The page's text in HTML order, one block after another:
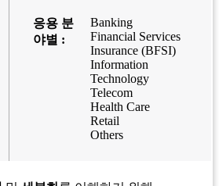
응용 분
야별 :
Banking
Financial Services
Insurance (BFSI)
Information
Technology
Telecom
Health Care
Retail
Others